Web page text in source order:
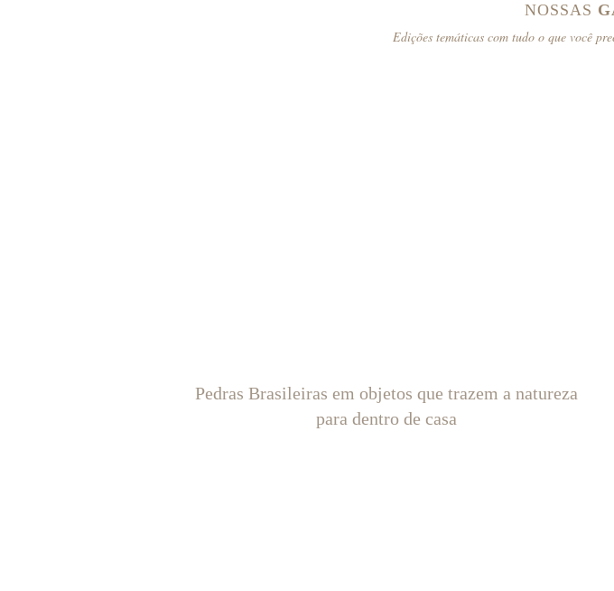
NOSSAS
Edições temáticas com tudo o que você
Pedras Brasileiras em objetos que trazem a natureza
para dentro de casa